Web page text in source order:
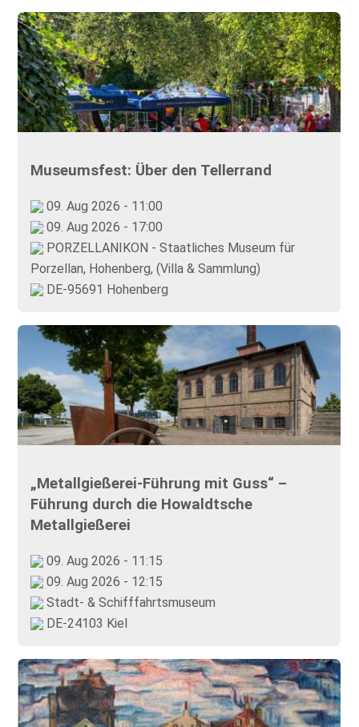
Museumsfest: Über den Tellerrand
09. Aug 2026 - 11:00
09. Aug 2026 - 17:00
PORZELLANIKON - Staatliches Museum für
Porzellan, Hohenberg, (Villa & Sammlung)
DE-95691 Hohenberg
„Metallgießerei-Führung mit Guss“ –
Führung durch die Howaldtsche
Metallgießerei
09. Aug 2026 - 11:15
09. Aug 2026 - 12:15
Stadt- & Schifffahrtsmuseum
DE-24103 Kiel